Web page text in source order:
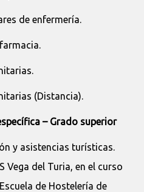
de enfermería.
(Distancia).
– Grado superior
y asistencias turísticas.
Vega del Turia, en el curso
de Hostelería de